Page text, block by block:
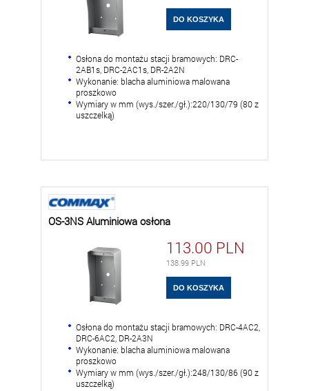
Osłona do montażu stacji bramowych: DRC-
2AB1s, DRC-2AC1s, DR-2A2N
Wykonanie: blacha aluminiowa malowana
proszkowo
Wymiary w mm (wys./szer./gł.):220/130/79 (80 z
uszczelką)
OS-3NS Aluminiowa osłona
113.00 PLN
138.99 PLN
Osłona do montażu stacji bramowych: DRC-4AC2,
DRC-6AC2, DR-2A3N
Wykonanie: blacha aluminiowa malowana
proszkowo
Wymiary w mm (wys./szer./gł.):248/130/86 (90 z
uszczelką)